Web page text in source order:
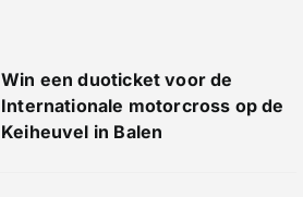
Win een duoticket voor de
Internationale motorcross op de
Keiheuvel in Balen